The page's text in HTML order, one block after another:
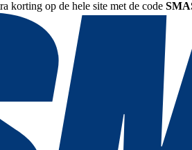
korting op de hele site met de code